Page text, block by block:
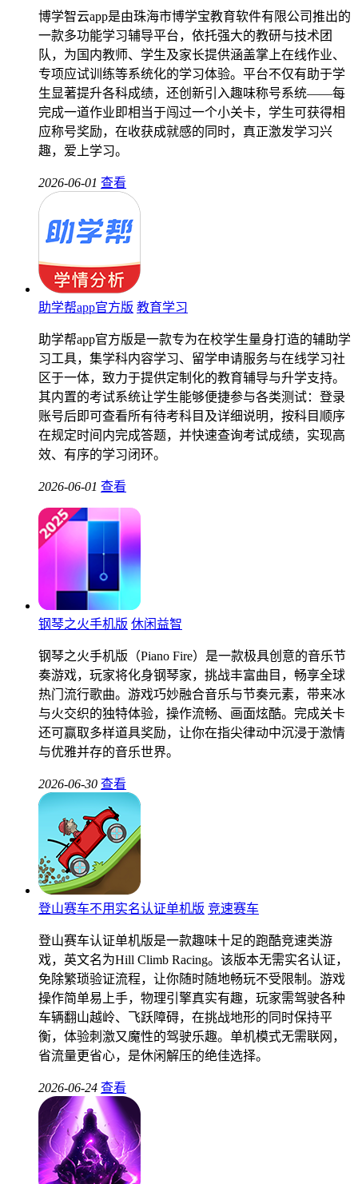
博学智云app是由珠海市博学宝教育软件有限公司推出的
一款多功能学习辅导平台，依托强大的教研与技术团
队，为国内教师、学生及家长提供涵盖掌上在线作业、
专项应试训练等系统化的学习体验。平台不仅有助于学
生显著提升各科成绩，还创新引入趣味称号系统——每
完成一道作业即相当于闯过一个小关卡，学生可获得相
应称号奖励，在收获成就感的同时，真正激发学习兴
趣，爱上学习。
2026-06-01 查看
助学帮app官方版 教育学习
助学帮app官方版是一款专为在校学生量身打造的辅助学
习工具，集学科内容学习、留学申请服务与在线学习社
区于一体，致力于提供定制化的教育辅导与升学支持。
其内置的考试系统让学生能够便捷参与各类测试：登录
账号后即可查看所有待考科目及详细说明，按科目顺序
在规定时间内完成答题，并快速查询考试成绩，实现高
效、有序的学习闭环。
2026-06-01 查看
钢琴之火手机版 休闲益智
钢琴之火手机版（Piano Fire）是一款极具创意的音乐节
奏游戏，玩家将化身钢琴家，挑战丰富曲目，畅享全球
热门流行歌曲。游戏巧妙融合音乐与节奏元素，带来冰
与火交织的独特体验，操作流畅、画面炫酷。完成关卡
还可赢取多样道具奖励，让你在指尖律动中沉浸于激情
与优雅并存的音乐世界。
2026-06-30 查看
登山赛车不用实名认证单机版 竞速赛车
登山赛车认证单机版是一款趣味十足的跑酷竞速类游
戏，英文名为Hill Climb Racing。该版本无需实名认证，
免除繁琐验证流程，让你随时随地畅玩不受限制。游戏
操作简单易上手，物理引擎真实有趣，玩家需驾驶各种
车辆翻山越岭、飞跃障碍，在挑战地形的同时保持平
衡，体验刺激又魔性的驾驶乐趣。单机模式无需联网，
省流量更省心，是休闲解压的绝佳选择。
2026-06-24 查看